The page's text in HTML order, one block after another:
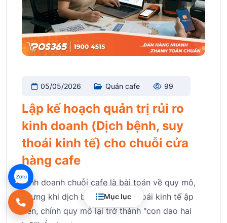
Mục lục
05/05/2026 Quán cafe 99
Lập kế hoạch quản trị rủi ro
kinh doanh (Dịch bệnh, suy
thoái kinh tế) cho chuỗi cửa
hàng cafe
Kinh doanh chuỗi cafe là bài toán về quy mô,
nhưng khi dịch bệnh hay suy thoái kinh tế ập
đến, chính quy mô lại trở thành "con dao hai